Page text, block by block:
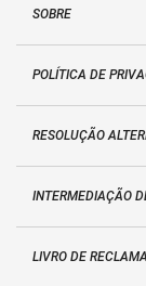
SOBRE
POLÍTICA DE
RESOLUÇÃO
INTERMEDIAÇÃO
LIVRO DE